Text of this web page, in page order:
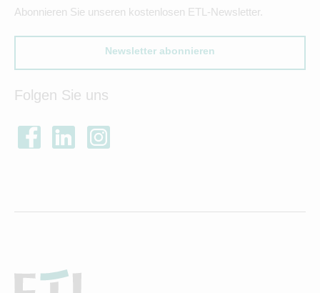
Abonnieren Sie unseren kostenlosen ETL-Newsletter.
Newsletter abonnieren
Folgen Sie uns